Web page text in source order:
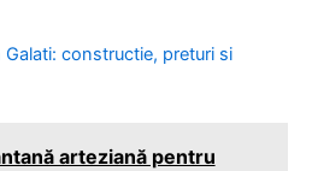
Galati: constructie, preturi si
arteziană pentru